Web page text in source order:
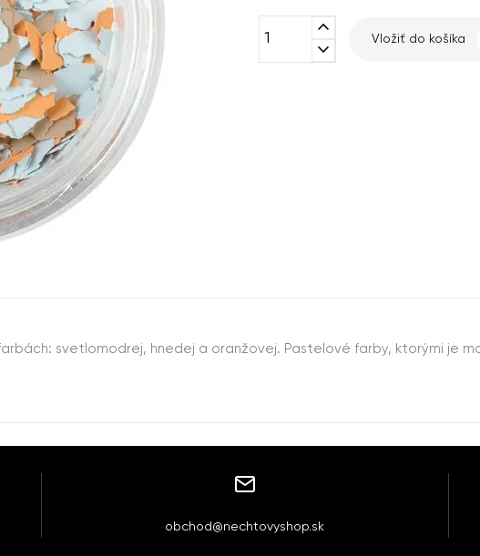
expand_less
expand_more
Vložiť do košíka
svetlomodrej, hnedej a oranžovej. Pastelové farby, ktorými je
obchod@nechtovyshop.sk